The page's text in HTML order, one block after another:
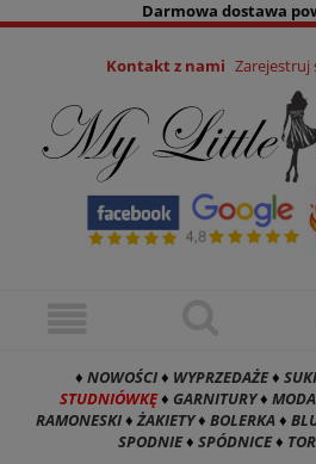
Darmowa dostawa
Kontakt z nami Zarejestruj
♦ NOWOŚCI♦ WYPRZEDAŻE♦
STUDNIÓWKĘ♦ GARNITURY♦
RAMONESKI♦ŻAKIETY♦ BOLERKA♦
SPODNIE♦ SPÓDNICE♦